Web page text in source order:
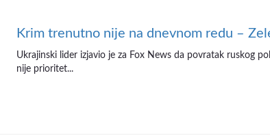
Krim trenutno nije na dnevnom redu –
Ukrajinski lider izjavio je za Fox News da povratak ruskog
nije prioritet...